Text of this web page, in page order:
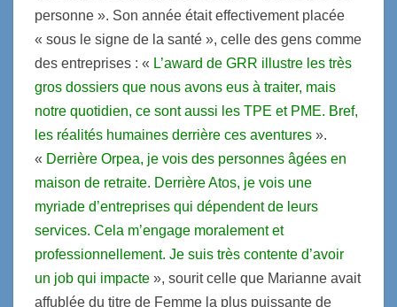
personne ». Son année était effectivement placée
« sous le signe de la santé », celle des gens comme
des entreprises : « L’award de GRR illustre les très
gros dossiers que nous avons eus à traiter, mais
notre quotidien, ce sont aussi les TPE et PME. Bref,
les réalités humaines derrière ces aventures ».
« Derrière Orpea, je vois des personnes âgées en
maison de retraite. Derrière Atos, je vois une
myriade d’entreprises qui dépendent de leurs
services. Cela m’engage moralement et
professionnellement. Je suis très contente d’avoir
un job qui impacte », sourit celle que Marianne avait
affublée du titre de Femme la plus puissante de